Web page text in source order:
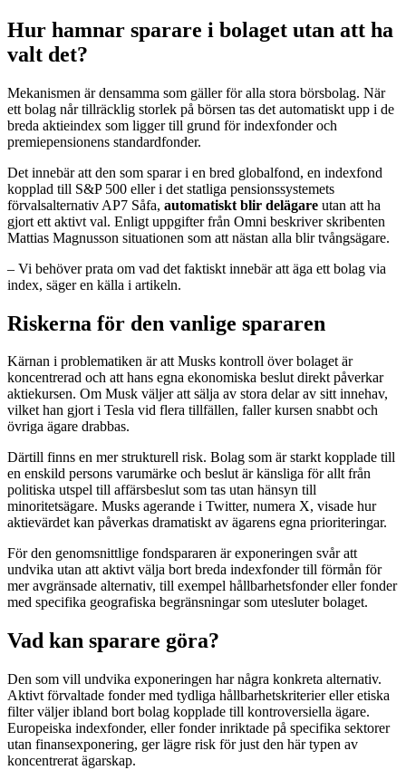
Hur hamnar sparare i bolaget utan att ha
valt det?
Mekanismen är densamma som gäller för alla stora börsbolag. När
ett bolag når tillräcklig storlek på börsen tas det automatiskt upp i de
breda aktieindex som ligger till grund för indexfonder och
premiepensionens standardfonder.
Det innebär att den som sparar i en bred globalfond, en indexfond
kopplad till S&P 500 eller i det statliga pensionssystemets
förvalsalternativ AP7 Såfa, automatiskt blir delägare utan att ha
gjort ett aktivt val. Enligt uppgifter från Omni beskriver skribenten
Mattias Magnusson situationen som att nästan alla blir tvångsägare.
– Vi behöver prata om vad det faktiskt innebär att äga ett bolag via
index, säger en källa i artikeln.
Riskerna för den vanlige spararen
Kärnan i problematiken är att Musks kontroll över bolaget är
koncentrerad och att hans egna ekonomiska beslut direkt påverkar
aktiekursen. Om Musk väljer att sälja av stora delar av sitt innehav,
vilket han gjort i Tesla vid flera tillfällen, faller kursen snabbt och
övriga ägare drabbas.
Därtill finns en mer strukturell risk. Bolag som är starkt kopplade till
en enskild persons varumärke och beslut är känsliga för allt från
politiska utspel till affärsbeslut som tas utan hänsyn till
minoritetsägare. Musks agerande i Twitter, numera X, visade hur
aktievärdet kan påverkas dramatiskt av ägarens egna prioriteringar.
För den genomsnittlige fondspararen är exponeringen svår att
undvika utan att aktivt välja bort breda indexfonder till förmån för
mer avgränsade alternativ, till exempel hållbarhetsfonder eller fonder
med specifika geografiska begränsningar som utesluter bolaget.
Vad kan sparare göra?
Den som vill undvika exponeringen har några konkreta alternativ.
Aktivt förvaltade fonder med tydliga hållbarhetskriterier eller etiska
filter väljer ibland bort bolag kopplade till kontroversiella ägare.
Europeiska indexfonder, eller fonder inriktade på specifika sektorer
utan finansexponering, ger lägre risk för just den här typen av
koncentrerat ägarskap.